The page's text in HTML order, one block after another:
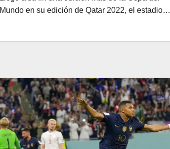
Mundo en su edición de Qatar 2022, el estadio…